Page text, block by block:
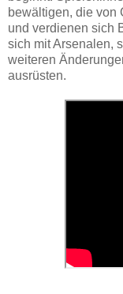
bewältigen, die von
und verdienen sich
sich mit Arsenalen,
weiteren
ausrüsten.